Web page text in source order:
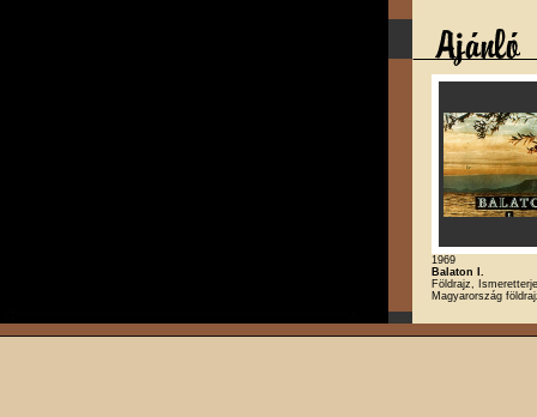
1969
Balaton I.
Földrajz,
Magyarország